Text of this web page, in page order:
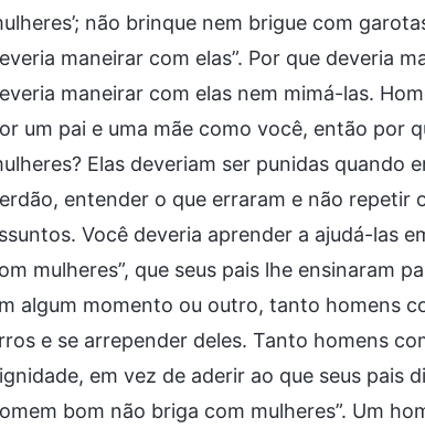
não brinque nem brigue com
maneirar com elas”. Por que deveria
maneirar com elas nem mimá-las.
um pai e uma mãe como você, então por
Elas deveriam ser punidas quando
entender o que erraram e não
Você deveria aprender a ajudá-las
mulheres”, que seus pais lhe ensinaram
algum momento ou outro, tanto homens
e se arrepender deles. Tanto homens
em vez de aderir ao que seus pais
bom não briga com mulheres”. Um